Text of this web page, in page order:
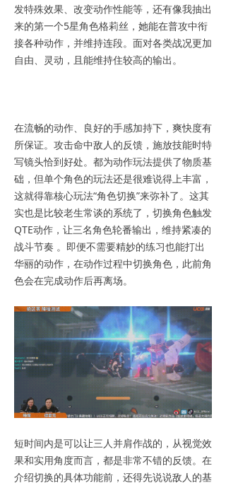
发特殊效果、改变动作性能等，还有像我抽出
来的第一个5星角色格莉丝，她能在普攻中衔
接各种动作，并维持连段。面对各类战况更加
自由、灵动，且能维持住较高的输出。
在流畅的动作、良好的手感加持下，爽快度有
所保证。攻击命中敌人的反馈，施放技能时特
写镜头恰到好处。都为动作玩法提供了物质基
础，但单个角色的玩法还是很难说得上丰富，
这就得靠核心玩法“角色切换”来弥补了。这其
实也是比较老生常谈的系统了，切换角色触发
QTE动作，让三名角色轮番输出，维持紧凑的
战斗节奏 。即便不需要精妙的练习也能打出
华丽的动作，在动作过程中切换角色，此前角
色会在完成动作后再离场。
短时间内是可以让三人并肩作战的，从视觉效
果和实用角度而言，都是非常不错的反馈。在
介绍切换的具体功能前，还得先说说敌人的基